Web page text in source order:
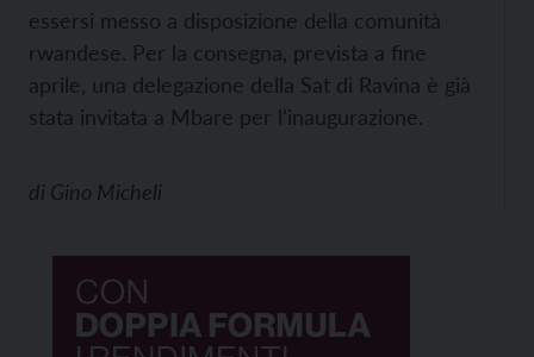
essersi messo a disposizione della comunità
rwandese. Per la consegna, prevista a fine
aprile, una delegazione della Sat di Ravina è già
stata invitata a Mbare per l’inaugurazione.
di Gino Micheli